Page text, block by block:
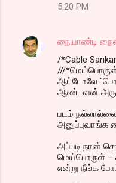
5:20 PM
நையாண்டி
/*Cable Sankar
///
ஆட்டோலே
ஆண்டவன்
படம்
அனுப்புவாங்க
அப்படி நான்
மெய்பொருள் –
என்று நீங்க